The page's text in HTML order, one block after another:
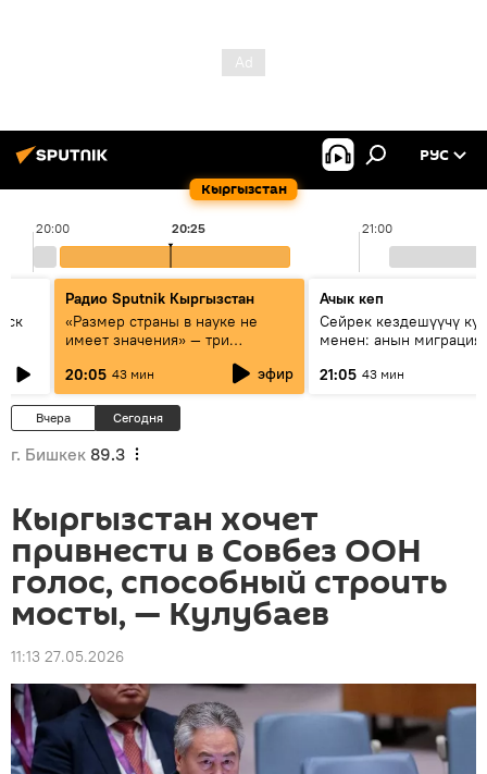
Кыргызстан
РУС
20:00 21:00
20:25
Радио Sputnik Кыргызстан
«Размер страны в науке не
имеет значения» — три
эксперта о сотрудничестве
России и Кыргызстана в
образовании и исследованиях
20:05 43 мин эфир
Ачык кеп
Сейрек кездешүүчү
менен: анын
21:05 43 мин
Вчера Сегодня
г. Бишкек 89.3
Кыргызстан хочет
привнести в Совбез ООН
голос, способный строить
мосты, — Кулубаев
11:13 27.05.2026